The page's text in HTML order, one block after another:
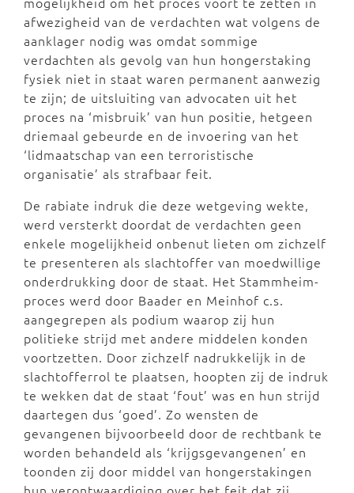
afwezigheid van de verdachten wat volgens de
aanklager nodig was omdat sommige
verdachten als gevolg van hun hongerstaking
fysiek niet in staat waren permanent aanwezig
te zijn; de uitsluiting van advocaten uit het
proces na ‘misbruik’ van hun positie, hetgeen
driemaal gebeurde en de invoering van het
‘lidmaatschap van een terroristische
organisatie’ als strafbaar feit.
De rabiate indruk die deze wetgeving wekte,
werd versterkt doordat de verdachten geen
enkele mogelijkheid onbenut lieten om zichzelf
te presenteren als slachtoffer van moedwillige
onderdrukking door de staat. Het Stammheim-
proces werd door Baader en Meinhof c.s.
aangegrepen als podium waarop zij hun
politieke strijd met andere middelen konden
voortzetten. Door zichzelf nadrukkelijk in de
slachtofferrol te plaatsen, hoopten zij de indruk
te wekken dat de staat ‘fout’ was en hun strijd
daartegen dus ‘goed’. Zo wensten de
gevangenen bijvoorbeeld door de rechtbank te
worden behandeld als ‘krijgsgevangenen’ en
toonden zij door middel van hongerstakingen